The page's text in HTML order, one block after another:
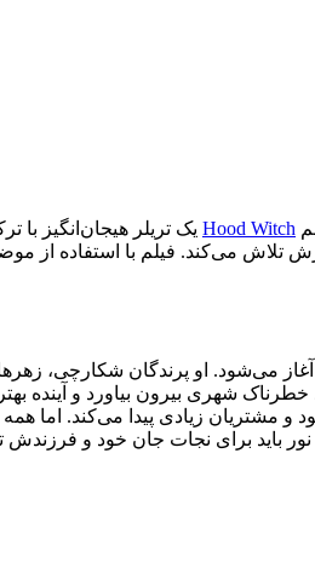
Hood Witch یک تریلر هیجان‌انگیز
تلاش می‌کند. فیلم با استفاده از
او پرندگان شکارچی، زهرها
شهری بیرون بیاورد و آینده
مشتریان زیادی پیدا می‌کند. اما
باید برای نجات جان خود و